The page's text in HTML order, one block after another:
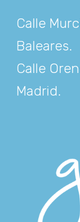
Calle
Baleares.
Calle
Madrid.